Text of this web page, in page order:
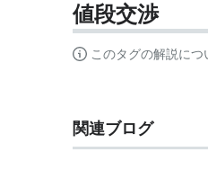
値段交渉
このタグの解説につ
関連ブログ